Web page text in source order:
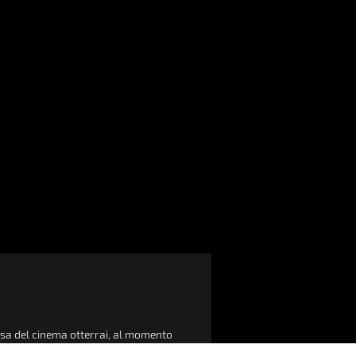
del cinema otterrai, al momento
del Cinema Politeama.